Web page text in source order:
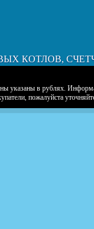
КОТЛОВ,
указаны в рублях.
пожалуйста